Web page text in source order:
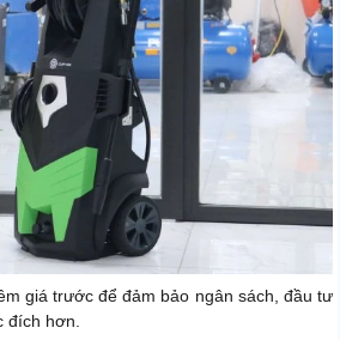
giá trước để đảm bảo ngân sách, đầu tư
đích hơn.